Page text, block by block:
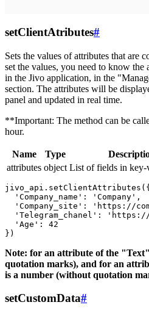
setClientAtributes#
Sets the values ​​of attributes that are
set the values, you need to know the
in the Jivo application, in the
section. The attributes will be
panel and updated in real time.
**Important: The method can be
hour.
Name Type
attributes object List of fields in key-
  'Company_name': 'Company',
'Company_site': 'https://
'Telegram_chanel':
  'Age': 42
Note: for an attribute of the
quotation marks), and for an
is a number (without quotation
setCustomData#